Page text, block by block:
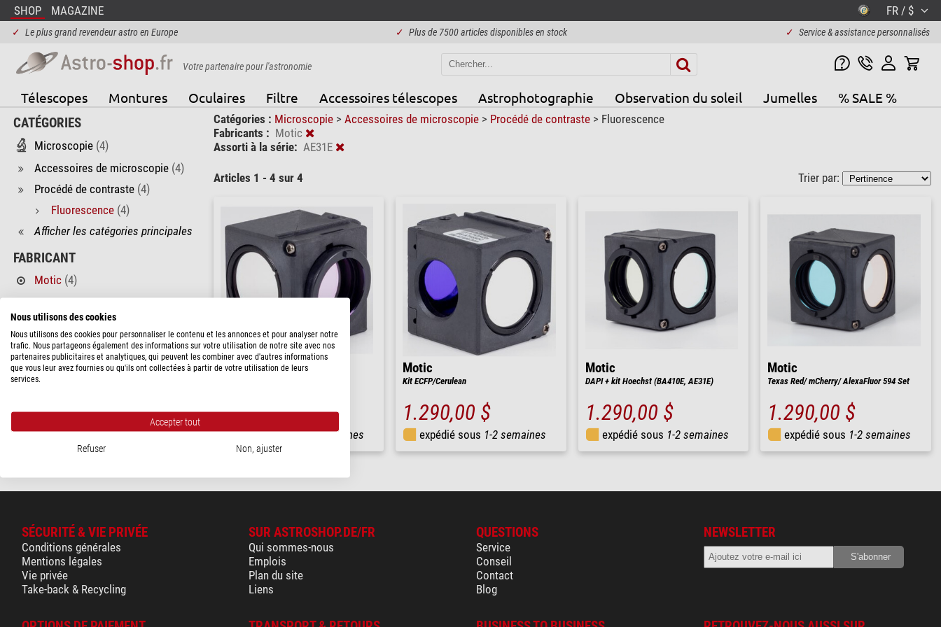
SHOP MAGAZINE FR / $
✓ Le plus grand revendeur astro en Europe ✓ Plus de 7500 articles disponibles en stock ✓ Service & assistance personnalisés
Votre partenaire pour l'astronomie
Télescopes Montures Oculaires Filtre Accessoires télescopes Astrophotographie Observation du soleil Jumelles % SALE %
CATÉGORIES
Microscopie (4)
Accessoires de microscopie (4)
Procédé de contraste (4)
Fluorescence (4)
Afficher les catégories principales
FABRICANT
Motic (4)
AE31E (4)
PRIX
1.150 - 2.310 $
à court terme(4)
Catégories : Microscopie > Accessoires de microscopie > Procédé de contraste > Fluorescence
Fabricants : Motic
Assorti à la série: AE31E
Articles 1 - 4 sur 4 Trier par:
Motic
1.290,00 $
expédié sous1-2 semaines
Motic
Kit ECFP/Cerulean
1.290,00 $
expédié sous 1-2 semaines
Motic
DAPI + kit Hoechst (BA410E, AE31E)
1.290,00 $
expédié sous 1-2 semaines
Motic
Texas Red/ mCherry/ AlexaFluor 594 Set
1.290,00 $
expédié sous 1-2 semaines
SÉCURITÉ & VIE PRIVÉE
Conditions générales
Mentions légales
Vie privée
Take-back & Recycling
SUR ASTROSHOP.DE/FR
Qui sommes-nous
Emplois
Plan du site
Liens
QUESTIONS
Service
Conseil
Contact
Blog
NEWSLETTER
Nous utilisons des cookies
Nous utilisons des cookies pour personnaliser le contenu et les annonces et pour analyser notre
trafic. Nous partageons également des informations sur votre utilisation de notre site avec nos
partenaires publicitaires et analytiques, qui peuvent les combiner avec d'autres informations
que vous leur avez fournies ou qu'ils ont collectées à partir de votre utilisation de leurs
services.
Accepter tout
Refuser Non, ajuster